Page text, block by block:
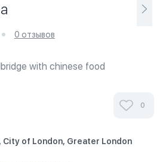
0 отзывов
with chinese food
0
City of London, Greater London